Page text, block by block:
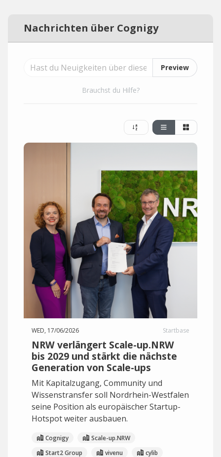
Nachrichten über Cognigy
Preview
Brauchst du Hilfe?
WED, 17/06/2026 Startbase
NRW verlängert Scale-up.NRW
bis 2029 und stärkt die nächste
Generation von Scale-ups
Mit Kapitalzugang, Community und
Wissenstransfer soll Nordrhein-Westfalen
seine Position als europäischer Startup-
Hotspot weiter ausbauen.
Cognigy
Scale-up.NRW
Start2 Group
vivenu cylib